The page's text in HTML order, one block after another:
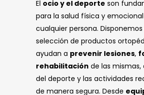
El ocio y el deporte son
para la salud física y
cualquier persona.
selección de productos
ayudan a prevenir lesiones,
rehabilitación de las
del deporte y las actividades
de manera segura. Desde